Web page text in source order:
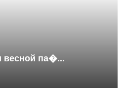
весной па�...